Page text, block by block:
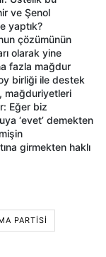
ve Şenol
yaptık?
çözümünün
olarak yine
fazla mağdur
birliği ile destek
mağduriyetleri
Eğer biz
‘evet’ demekten
girmekten haklı
PARTISI